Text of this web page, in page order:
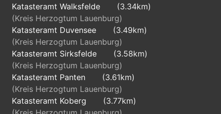
Katasteramt Walksfelde
(3.34km)
(Kreis Herzogtum Lauenburg)
Katasteramt Duvensee
(3.49km)
(Kreis Herzogtum Lauenburg)
Katasteramt Sirksfelde
(3.58km)
(Kreis Herzogtum Lauenburg)
Katasteramt Panten
(3.61km)
(Kreis Herzogtum Lauenburg)
Katasteramt Koberg
(3.77km)